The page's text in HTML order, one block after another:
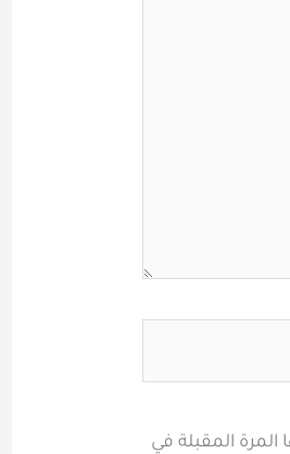
المقبلة في